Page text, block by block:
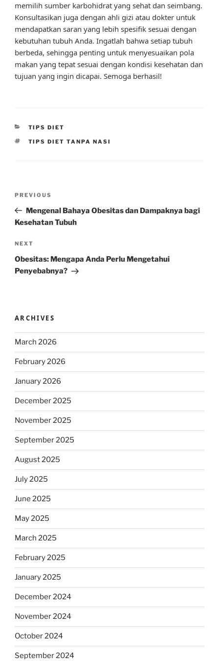
memilih sumber karbohidrat yang sehat dan seimbang.
Konsultasikan juga dengan ahli gizi atau dokter untuk
mendapatkan saran yang lebih spesifik sesuai dengan
kebutuhan tubuh Anda. Ingatlah bahwa setiap tubuh
berbeda, sehingga penting untuk menyesuaikan pola
makan yang tepat sesuai dengan kondisi kesehatan dan
tujuan yang ingin dicapai. Semoga berhasil!
CATEGORIES
TIPS DIET
TAGS
TIPS DIET TANPA NASI
Previous
Post
PREVIOUS
Mengenal Bahaya Obesitas dan Dampaknya bagi
Kesehatan Tubuh
Next
Post
NEXT
Obesitas: Mengapa Anda Perlu Mengetahui
Penyebabnya?
ARCHIVES
March 2026
February 2026
January 2026
December 2025
November 2025
September 2025
August 2025
July 2025
June 2025
May 2025
March 2025
February 2025
January 2025
December 2024
November 2024
October 2024
September 2024